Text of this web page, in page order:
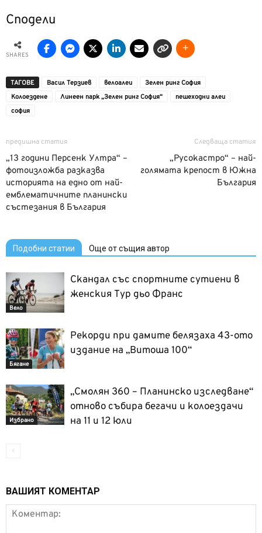
Сподели
SHARES
ТАГОВЕ Васил Терзиев велоалеи
Зелен ринг София
Колоездене
Линеен парк „Зелен ринг София“
пешеходни алеи
софия
предишна статия
„13 години Персенк Ултра“ –
фотоизложба разказва
историята на едно от най-
емблематичните планински
състезания в България
Следваща статия
„Русокастро“ – най-
голямата крепост в Южна
България
Подобни статии Още от същия автор
Вело
Скандал със спортните сутиени в
женския Тур дьо Франс
Бягане
Рекорди при дамите белязаха 43-ото
издание на „Витоша 100“
Избрано
„Смолян 360 – Планинско изследване“
отново събира бегачи и колоездачи
на 11 и 12 юли
ВАШИЯТ КОМЕНТАР